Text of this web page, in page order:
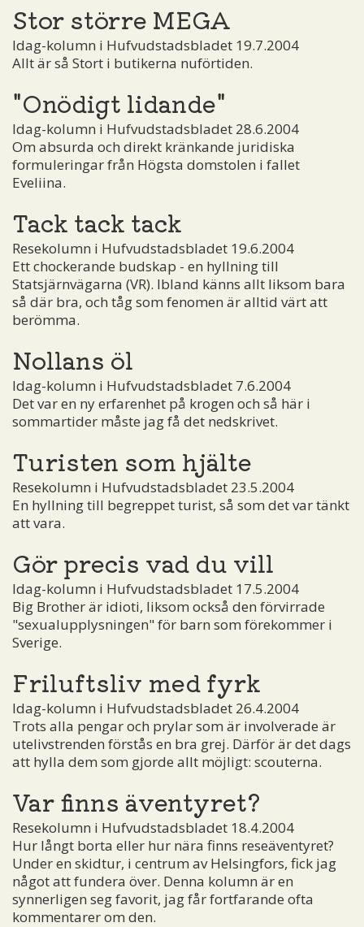
Stor större MEGA
Idag-kolumn i Hufvudstadsbladet 19.7.2004
Allt är så Stort i butikerna nuförtiden.
"Onödigt lidande"
Idag-kolumn i Hufvudstadsbladet 28.6.2004
Om absurda och direkt kränkande juridiska
formuleringar från Högsta domstolen i fallet
Eveliina.
Tack tack tack
Resekolumn i Hufvudstadsbladet 19.6.2004
Ett chockerande budskap - en hyllning till
Statsjärnvägarna (VR). Ibland känns allt liksom bara
så där bra, och tåg som fenomen är alltid värt att
berömma.
Nollans öl
Idag-kolumn i Hufvudstadsbladet 7.6.2004
Det var en ny erfarenhet på krogen och så här i
sommartider måste jag få det nedskrivet.
Turisten som hjälte
Resekolumn i Hufvudstadsbladet 23.5.2004
En hyllning till begreppet turist, så som det var tänkt
att vara.
Gör precis vad du vill
Idag-kolumn i Hufvudstadsbladet 17.5.2004
Big Brother är idioti, liksom också den förvirrade
"sexualupplysningen" för barn som förekommer i
Sverige.
Friluftsliv med fyrk
Idag-kolumn i Hufvudstadsbladet 26.4.2004
Trots alla pengar och prylar som är involverade är
utelivstrenden förstås en bra grej. Därför är det dags
att hylla dem som gjorde allt möjligt: scouterna.
Var finns äventyret?
Resekolumn i Hufvudstadsbladet 18.4.2004
Hur långt borta eller hur nära finns reseäventyret?
Under en skidtur, i centrum av Helsingfors, fick jag
något att fundera över. Denna kolumn är en
synnerligen seg favorit, jag får fortfarande ofta
kommentarer om den.